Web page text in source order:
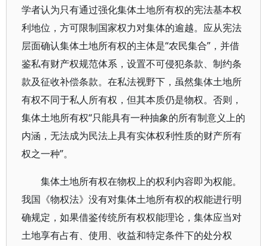
学者认为只有通过强化集体土地所有权的宪法基本权
利地位，方可限制国家权力对集体的逾越。应从宪法
层面确认集体土地所有权的主体是“农民集合”，并借
鉴私有财产权规范体系，设置不可侵犯条款、制约条
款及征收补偿条款。在私法视野下，虽然集体土地所
有权不同于私人所有权，但其本质仍是物权。否则，
集体土地所有权“只能具有一种抽象的所有制意义上的
内涵，无法成为民法上具有实体权利性质的财产所有
权之一种”。
集体土地所有权在物权上的权利内容即为权能。
我国《物权法》没有对集体土地所有权的权能进行明
确规定，如果借鉴传统所有权权能理论，集体应当对
土地享有占有、使用、收益和特定条件下的处分权